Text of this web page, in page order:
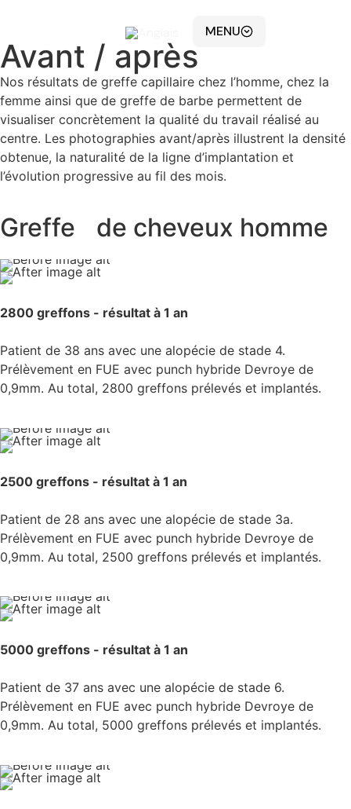
MENU
Avant / après
Nos résultats de greffe capillaire chez l’homme, chez la
femme ainsi que de greffe de barbe permettent de
visualiser concrètement la qualité du travail réalisé au
centre. Les photographies avant/après illustrent la densité
obtenue, la naturalité de la ligne d’implantation et
l’évolution progressive au fil des mois.
Greffe de cheveux homme
2800 greffons - résultat à 1 an
Patient de 38 ans avec une alopécie de stade 4.
Prélèvement en FUE avec punch hybride Devroye de
0,9mm. Au total, 2800 greffons prélevés et implantés.
2500 greffons - résultat à 1 an
Patient de 28 ans avec une alopécie de stade 3a.
Prélèvement en FUE avec punch hybride Devroye de
0,9mm. Au total, 2500 greffons prélevés et implantés.
5000 greffons - résultat à 1 an
Patient de 37 ans avec une alopécie de stade 6.
Prélèvement en FUE avec punch hybride Devroye de
0,9mm. Au total, 5000 greffons prélevés et implantés.